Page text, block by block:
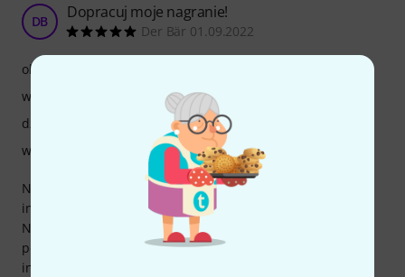
DB Dopracuj moje nagranie!
Der Bär 01.09.2022
Niestety, nie mam możliwości porównania tego korektora z
innymi wersjami sprzętowymi i znam tylko wtyczkę Waves.
Niemniej jednak mogę powiedzieć, że jestem z niego w
pełni zadowolony: jest łatwy w użyciu, a sterowanie jest
intuicyjne. Jednolite, czarne wykończenie to kwestia gustu,
obsługa
właściwości
dźwięk
wykończenie